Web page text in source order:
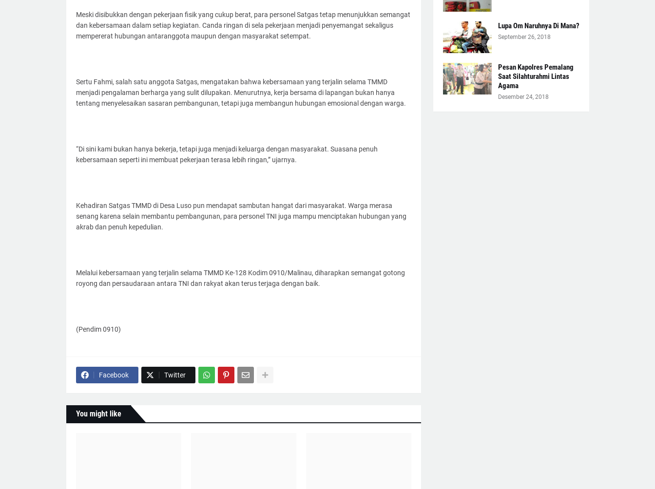
Meski disibukkan dengan pekerjaan fisik yang cukup berat, para personel Satgas tetap menunjukkan semangat
dan kebersamaan dalam setiap kegiatan. Canda ringan di sela pekerjaan menjadi penyemangat sekaligus
mempererat hubungan antaranggota maupun dengan masyarakat setempat.
Sertu Fahmi, salah satu anggota Satgas, mengatakan bahwa kebersamaan yang terjalin selama TMMD
menjadi pengalaman berharga yang sulit dilupakan. Menurutnya, kerja bersama di lapangan bukan hanya
tentang menyelesaikan sasaran pembangunan, tetapi juga membangun hubungan emosional dengan warga.
“Di sini kami bukan hanya bekerja, tetapi juga menjadi keluarga dengan masyarakat. Suasana penuh
kebersamaan seperti ini membuat pekerjaan terasa lebih ringan,” ujarnya.
Kehadiran Satgas TMMD di Desa Luso pun mendapat sambutan hangat dari masyarakat. Warga merasa
senang karena selain membantu pembangunan, para personel TNI juga mampu menciptakan hubungan yang
akrab dan penuh kepedulian.
Melalui kebersamaan yang terjalin selama TMMD Ke-128 Kodim 0910/Malinau, diharapkan semangat gotong
royong dan persaudaraan antara TNI dan rakyat akan terus terjaga dengan baik.
(Pendim 0910)
Facebook Twitter
You might like
Lupa Om Naruhnya Di Mana?
September 26, 2018
Pesan Kapolres Pemalang
Saat Silahturahmi Lintas
Agama
Desember 24, 2018